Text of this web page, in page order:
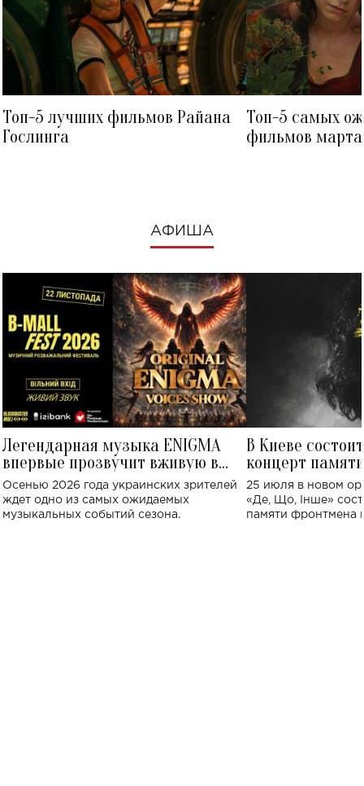
Топ-5 лучших фильмов Райана
Гослинга
Топ-5 самых
фильмов
АФИША
Легендарная музыка ENIGMA
впервые прозвучит вживую в
Украине: где состоится концерт
Осенью 2026 года украинских зрителей
ждет одно из самых ожидаемых
музыкальных событий сезона.
В Киеве
концерт
Клименко:
исполнят песни
25 июля в новом
«Де, Що, Інше»
памяти фронтмена